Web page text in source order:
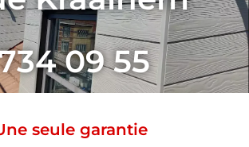
09 55
seule garantie